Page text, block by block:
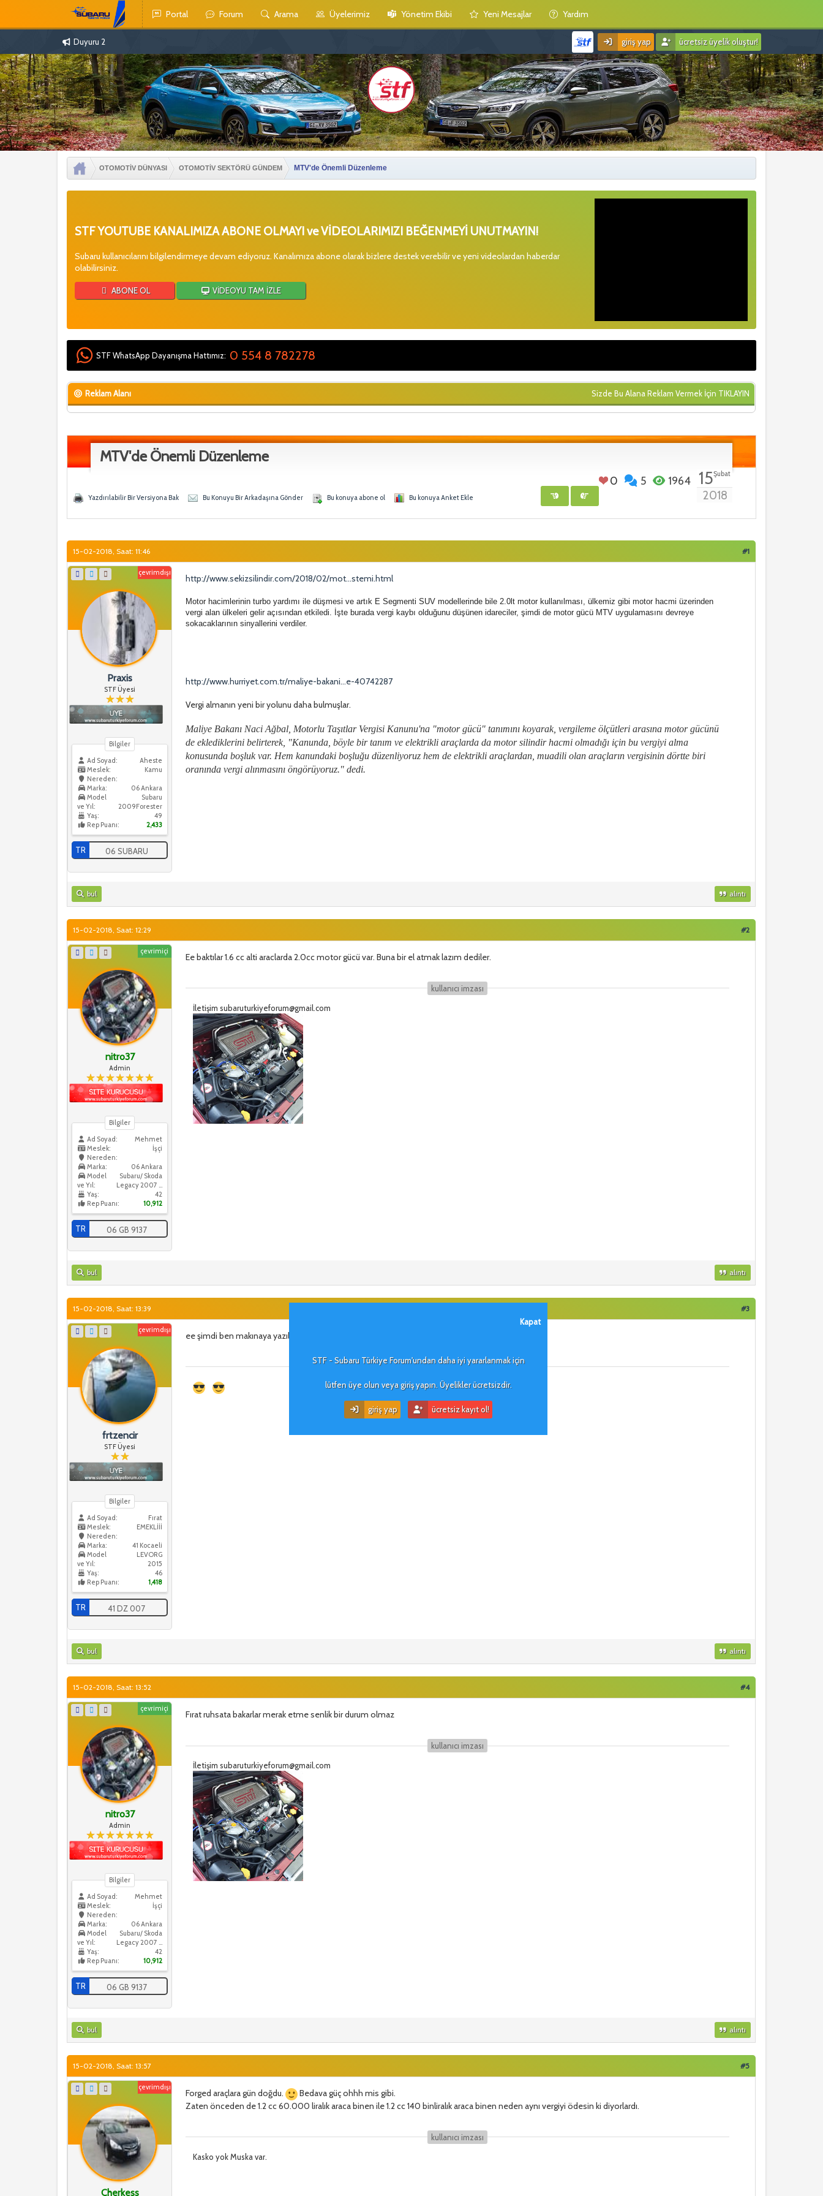
Portal Forum Arama Üyelerimiz Yönetim Ekibi Yeni Mesajlar Yardım
Duyuru 2 giriş yap ücretsiz üyelik oluştur!
Kapat
STF - Subaru Türkiye Forum'undan daha iyi yararlanmak için
lütfen üye olun veya giriş yapın. Üyelikler ücretsizdir.
giriş yap ücretsiz kayıt ol!
OTOMOTİV DÜNYASI OTOMOTİV SEKTÖRÜ GÜNDEM MTV'de Önemli Düzenleme
STF YOUTUBE KANALIMIZA ABONE OLMAYI ve VİDEOLARIMIZI BEĞENMEYİ UNUTMAYIN!
Subaru kullanıcılarını bilgilendirmeye devam ediyoruz. Kanalımıza abone olarak bizlere destek verebilir ve yeni videolardan haberdar
olabilirsiniz.
ABONE OL VİDEOYU TAM İZLE
STF WhatsApp Dayanışma Hattımız: 0 554 8 782278
Reklam Alanı Sizde Bu Alana Reklam Vermek İçin TIKLAYIN
MTV'de Önemli Düzenleme
0 5 1964 15Şubat
2018
Yazdırılabilir Bir Versiyona Bak Bu Konuyu Bir Arkadaşına Gönder Bu konuya abone ol Bu konuya Anket Ekle
#1
15-02-2018, Saat: 11:46
çevrimdışı
Praxis
STF Üyesi
Bilgiler
Ad Soyad:
Aheste
Meslek:
Kamu
Nereden:
06 Ankara
Marka:
Subaru
Model
ve Yıl:
2009Forester
Yaş:
49
Rep Puanı:
2,433
TR 06 SUBARU
http://www.sekizsilindir.com/2018/02/mot...stemi.html
Motor hacimlerinin turbo yardımı ile düşmesi ve artık E Segmenti SUV modellerinde bile 2.0lt motor kullanılması, ülkemiz gibi motor hacmi üzerinden
vergi alan ülkeleri gelir açısından etkiledi. İşte burada vergi kaybı olduğunu düşünen idareciler, şimdi de motor gücü MTV uygulamasını devreye
sokacaklarının sinyallerini verdiler.
http://www.hurriyet.com.tr/maliye-bakani...e-40742287
Vergi almanın yeni bir yolunu daha bulmuşlar.
Maliye Bakanı Naci Ağbal, Motorlu Taşıtlar Vergisi Kanunu'na "motor gücü" tanımını koyarak, vergileme ölçütleri arasına motor gücünü
de eklediklerini belirterek, "Kanunda, böyle bir tanım ve elektrikli araçlarda da motor silindir hacmi olmadığı için bu vergiyi alma
konusunda boşluk var. Hem kanundaki boşluğu düzenliyoruz hem de elektrikli araçlardan, muadili olan araçların vergisinin dörtte biri
oranında vergi alınmasını öngörüyoruz." dedi.
bul alıntı
#2
15-02-2018, Saat: 12:29
çevrimiçi
nitro37
Admin
Bilgiler
Ad Soyad:
Mehmet
Meslek:
İşçi
Nereden:
06 Ankara
Marka:
Subaru/ Skoda
Model
ve Yıl:
Legacy 2007 / Skoda Octavia 2016
Yaş:
42
Rep Puanı:
10,912
TR 06 GB 9137
Ee baktılar 1.6 cc alti araclarda 2.0cc motor gücü var. Buna bir el atmak lazım dediler.
kullanıcı i̇mzası
İletişim subaruturkiyeforum@gmail.com
bul alıntı
#3
15-02-2018, Saat: 13:39
çevrimdışı
frtzencir
STF Üyesi
Bilgiler
Ad Soyad:
Fırat
Meslek:
EMEKLİİİ
Nereden:
41 Kocaeli
Marka:
LEVORG
Model
ve Yıl:
2015
Yaş:
46
Rep Puanı:
1,418
TR 41 DZ 007
ee şimdi ben makınaya yazılım attırıp 150 bg yaparsam mtv de artacakmı ?
kullanıcı i̇mzası
bul alıntı
#4
15-02-2018, Saat: 13:52
çevrimiçi
nitro37
Admin
Bilgiler
Ad Soyad:
Mehmet
Meslek:
İşçi
Nereden:
06 Ankara
Marka:
Subaru/ Skoda
Model
ve Yıl:
Legacy 2007 / Skoda Octavia 2016
Yaş:
42
Rep Puanı:
10,912
TR 06 GB 9137
Fırat ruhsata bakarlar merak etme senlik bir durum olmaz
kullanıcı i̇mzası
İletişim subaruturkiyeforum@gmail.com
bul alıntı
#5
15-02-2018, Saat: 13:57
çevrimdışı
Cherkess
Forged araçlara gün doğdu.
Bedava güç ohhh mis gibi.
Zaten önceden de 1.2 cc 60.000 liralık araca binen ile 1.2 cc 140 binliralık araca binen neden aynı vergiyi ödesin ki diyorlardı.
kullanıcı i̇mzası
Kasko yok Muska var.